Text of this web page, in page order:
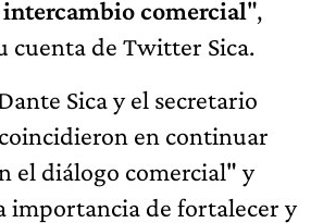
intercambio comercial",
cuenta de Twitter Sica.
Sica y el secretario
en continuar
el diálogo comercial" y
importancia de fortalecer y